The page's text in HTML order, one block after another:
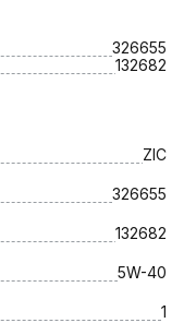
326655
132682
ZIC
326655
132682
5W-40
1